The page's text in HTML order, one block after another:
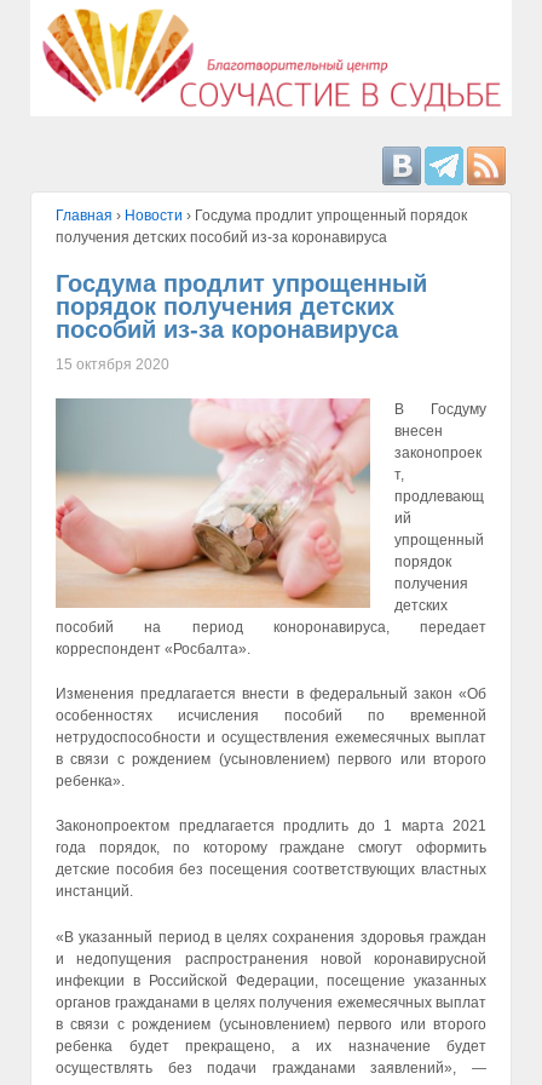
Главная › Hовости › Госдума продлит упрощенный порядок
получения детских пособий из-за коронавируса
Госдума продлит упрощенный
порядок получения детских
пособий из-за коронавируса
15 октября 2020
В Госдуму
внесен
законопроек
т,
продлевающ
ий
упрощенный
порядок
получения
детских
пособий на период коноронавируса, передает
корреспондент «Росбалта».
Изменения предлагается внести в федеральный закон «Об
особенностях исчисления пособий по временной
нетрудоспособности и осуществления ежемесячных выплат
в связи с рождением (усыновлением) первого или второго
ребенка».
Законопроектом предлагается продлить до 1 марта 2021
года порядок, по которому граждане смогут оформить
детские пособия без посещения соответствующих властных
инстанций.
«В указанный период в целях сохранения здоровья граждан
и недопущения распространения новой коронавирусной
инфекции в Российской Федерации, посещение указанных
органов гражданами в целях получения ежемесячных выплат
в связи с рождением (усыновлением) первого или второго
ребенка будет прекращено, а их назначение будет
осуществлять без подачи гражданами заявлений», —